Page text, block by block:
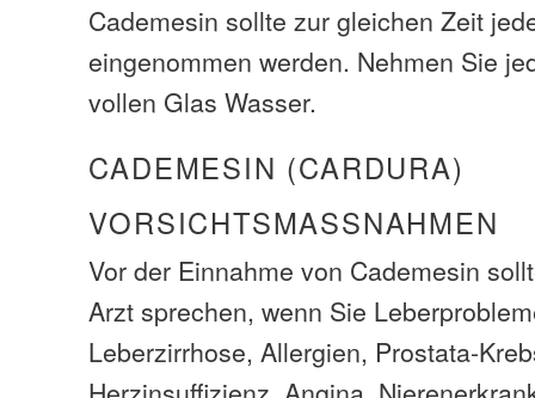
Cademesin sollte zur gleichen Zeit
eingenommen werden. Nehmen Sie
vollen Glas Wasser.
CADEMESIN (CARDURA)
VORSICHTSMASSNAHMEN
Vor der Einnahme von Cademesin
Arzt sprechen, wenn Sie
Leberzirrhose, Allergien, Prostata-